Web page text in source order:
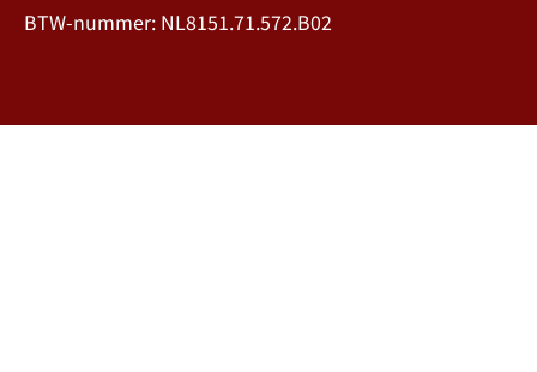
BTW-nummer: NL8151.71.572.B02